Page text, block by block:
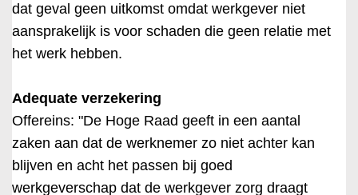
dat geval geen uitkomst omdat werkgever niet
aansprakelijk is voor schaden die geen relatie met
het werk hebben.
Adequate verzekering
Offereins: "De Hoge Raad geeft in een aantal
zaken aan dat de werknemer zo niet achter kan
blijven en acht het passen bij goed
werkgeverschap dat de werkgever zorg draagt